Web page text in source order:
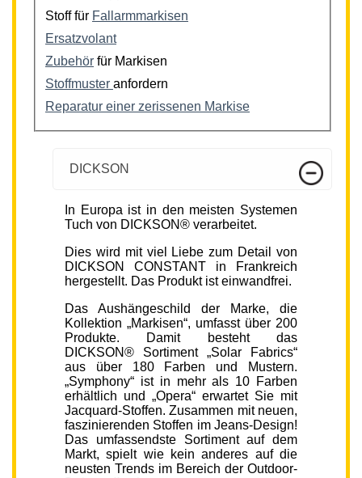
Stoff für Fallarmmarkisen
Ersatzvolant
Zubehör für Markisen
Stoffmuster anfordern
Reparatur einer zerissenen Markise
DICKSON
In Europa ist in den meisten Systemen
Tuch von DICKSON® verarbeitet.
Dies wird mit viel Liebe zum Detail von
DICKSON CONSTANT in Frankreich
hergestellt. Das Produkt ist einwandfrei.
Das Aushängeschild der Marke, die
Kollektion „Markisen“, umfasst über 200
Produkte. Damit besteht das
DICKSON® Sortiment „Solar Fabrics“
aus über 180 Farben und Mustern.
„Symphony“ ist in mehr als 10 Farben
erhältlich und „Opera“ erwartet Sie mit
Jacquard-Stoffen. Zusammen mit neuen,
faszinierenden Stoffen im Jeans-Design!
Das umfassendste Sortiment auf dem
Markt, spielt wie kein anderes auf die
neusten Trends im Bereich der Outdoor-